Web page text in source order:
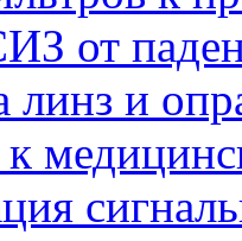
от
линз и